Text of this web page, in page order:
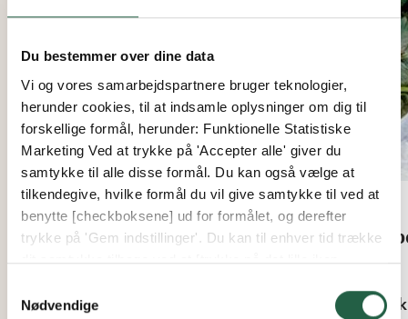
Du bestemmer over dine data
Vi og vores samarbejdspartnere bruger teknologier,
herunder cookies, til at indsamle oplysninger om dig til
forskellige formål, herunder: Funktionelle Statistiske
Marketing Ved at trykke på 'Accepter alle' giver du
samtykke til alle disse formål. Du kan også vælge at
tilkendegive, hvilke formål du vil give samtykke til ved at
benytte [checkboksene] ud for formålet, og derefter
trykke på 'Gem indstillinger'. Du kan til enhver tid trække
dit samtykke tilbage ved at [trykke på det lille ikon
mere om vores brug af cookies og andre teknologier,
Nødvendige
Plantedug
223 kr. 39